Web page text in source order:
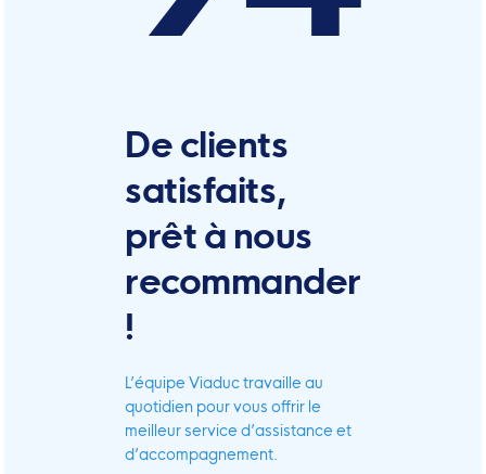
De clients
satisfaits,
prêt à nous
recommander
!
L’équipe Viaduc travaille au
quotidien pour vous offrir le
meilleur service d’assistance et
d’accompagnement.